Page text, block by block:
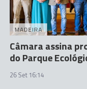
MADEIRA
Câmara assina
do Parque
26 Set 16:14